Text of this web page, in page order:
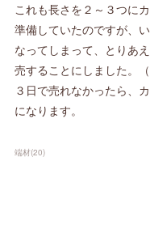
これも長さを２～３つに
準備していたのですが、
なってしまって、とりあ
売することにしました。
３日で売れなかったら、
になります。
端材(20)